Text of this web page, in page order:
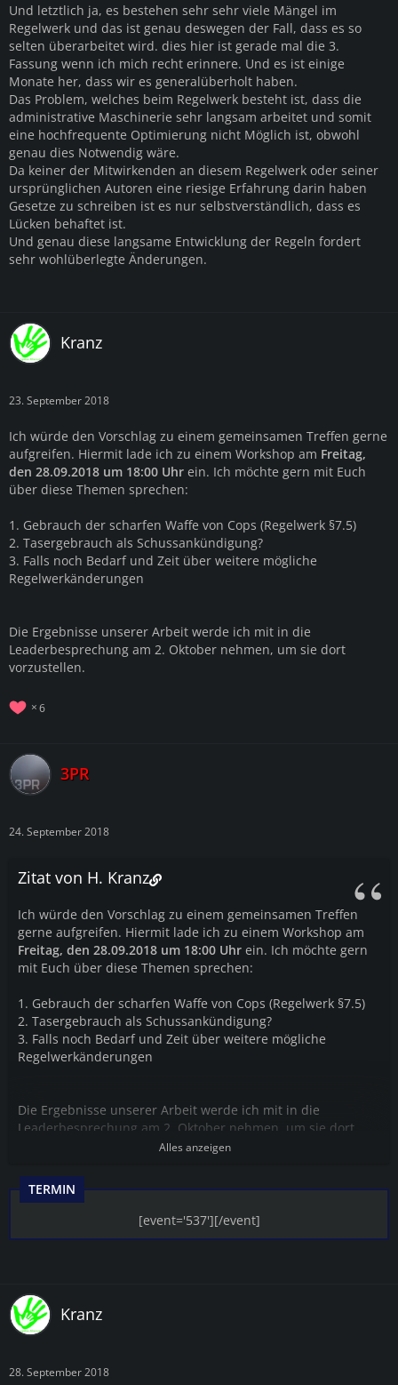
Und letztlich ja, es bestehen sehr sehr viele Mängel im
Regelwerk und das ist genau deswegen der Fall, dass es so
selten überarbeitet wird. dies hier ist gerade mal die 3.
Fassung wenn ich mich recht erinnere. Und es ist einige
Monate her, dass wir es generalüberholt haben.
Das Problem, welches beim Regelwerk besteht ist, dass die
administrative Maschinerie sehr langsam arbeitet und somit
eine hochfrequente Optimierung nicht Möglich ist, obwohl
genau dies Notwendig wäre.
Da keiner der Mitwirkenden an diesem Regelwerk oder seiner
ursprünglichen Autoren eine riesige Erfahrung darin haben
Gesetze zu schreiben ist es nur selbstverständlich, dass es
Lücken behaftet ist.
Und genau diese langsame Entwicklung der Regeln fordert
sehr wohlüberlegte Änderungen.
Kranz
23. September 2018
Ich würde den Vorschlag zu einem gemeinsamen Treffen gerne
aufgreifen. Hiermit lade ich zu einem Workshop am Freitag,
den 28.09.2018 um 18:00 Uhr ein. Ich möchte gern mit Euch
über diese Themen sprechen:
1. Gebrauch der scharfen Waffe von Cops (Regelwerk §7.5)
2. Tasergebrauch als Schussankündigung?
3. Falls noch Bedarf und Zeit über weitere mögliche
Regelwerkänderungen
Die Ergebnisse unserer Arbeit werde ich mit in die
Leaderbesprechung am 2. Oktober nehmen, um sie dort
vorzustellen.
6
3PR
24. September 2018
Zitat von H. Kranz
Ich würde den Vorschlag zu einem gemeinsamen Treffen
gerne aufgreifen. Hiermit lade ich zu einem Workshop am
Freitag, den 28.09.2018 um 18:00 Uhr ein. Ich möchte gern
mit Euch über diese Themen sprechen:
1. Gebrauch der scharfen Waffe von Cops (Regelwerk §7.5)
2. Tasergebrauch als Schussankündigung?
3. Falls noch Bedarf und Zeit über weitere mögliche
Regelwerkänderungen
Die Ergebnisse unserer Arbeit werde ich mit in die
Leaderbesprechung am 2. Oktober nehmen, um sie dort
Alles anzeigen
TERMIN
[event='537'][/event]
Kranz
28. September 2018